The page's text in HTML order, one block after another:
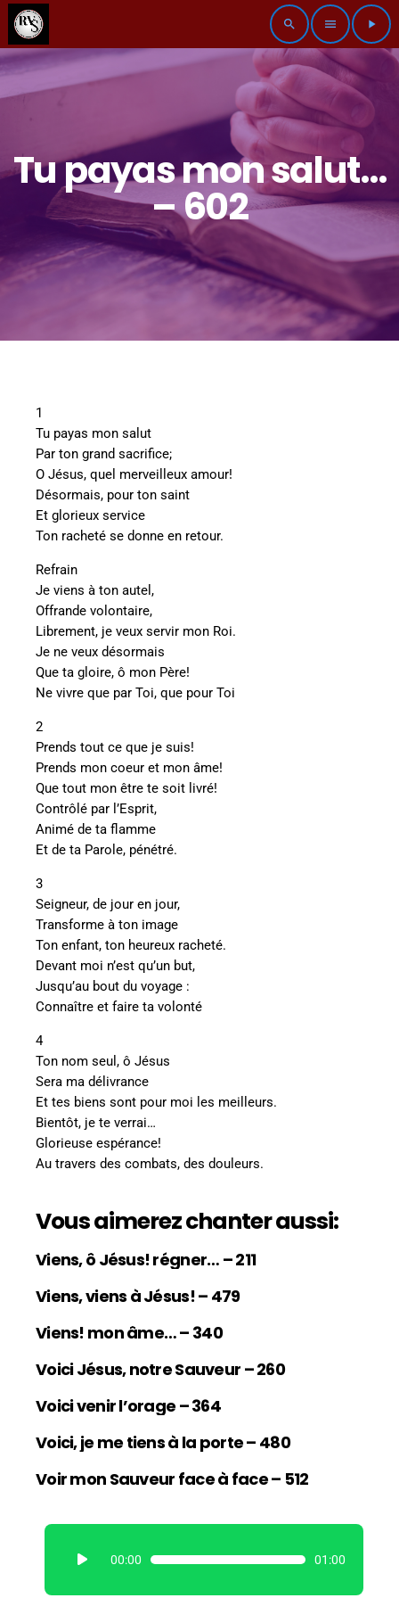
search menu play_arrow
Tu payas mon salut…
– 602
1
Tu payas mon salut
Par ton grand sacrifice;
O Jésus, quel merveilleux amour!
Désormais, pour ton saint
Et glorieux service
Ton racheté se donne en retour.
Refrain
Je viens à ton autel,
Offrande volontaire,
Librement, je veux servir mon Roi.
Je ne veux désormais
Que ta gloire, ô mon Père!
Ne vivre que par Toi, que pour Toi
2
Prends tout ce que je suis!
Prends mon coeur et mon âme!
Que tout mon être te soit livré!
Contrôlé par l’Esprit,
Animé de ta flamme
Et de ta Parole, pénétré.
3
Seigneur, de jour en jour,
Transforme à ton image
Ton enfant, ton heureux racheté.
Devant moi n’est qu’un but,
Jusqu’au bout du voyage :
Connaître et faire ta volonté
4
Ton nom seul, ô Jésus
Sera ma délivrance
Et tes biens sont pour moi les meilleurs.
Bientôt, je te verrai…
Glorieuse espérance!
Au travers des combats, des douleurs.
Vous aimerez chanter aussi:
Viens, ô Jésus! régner… – 211
Viens, viens à Jésus! – 479
Viens! mon âme… – 340
Voici Jésus, notre Sauveur – 260
Voici venir l’orage – 364
Voici, je me tiens à la porte – 480
Voir mon Sauveur face à face – 512
c
00:00 01:00